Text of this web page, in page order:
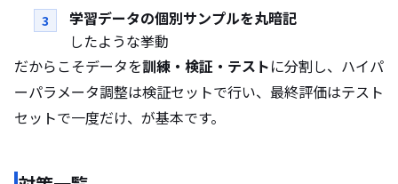
学習データの個別サンプルを丸暗記
したような挙動
だからこそデータを訓練・検証・テストに分割し、ハイパ
ーパラメータ調整は検証セットで行い、最終評価はテスト
セットで一度だけ、が基本です。